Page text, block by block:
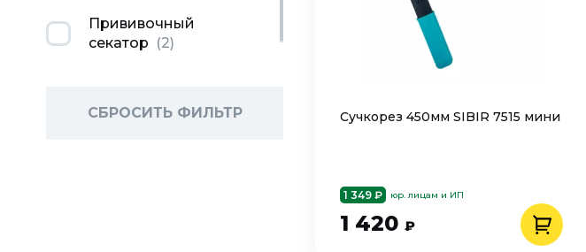
Прививочный
секатор (2)
СБРОСИТЬ ФИЛЬТР Сучкорез 450мм SIBIR 7515 мини
1 349 ₽ юр. лицам и ИП
1 420 ₽